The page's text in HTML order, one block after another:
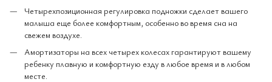
Четырехпозиционная регулировка подножки сделает вашего
малыша еще более комфортным, особенно во время сна на
свежем воздухе.
Амортизаторы на всех четырех колесах гарантируют вашему
ребенку плавную и комфортную езду в любое время и в любом
месте.